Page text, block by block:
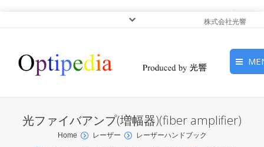
株式会社光響
ピックアップ
光ファイバアンプ(増幅器)(fiber amplifier)
You are here:
Home レーザー
レーザーハンドブック